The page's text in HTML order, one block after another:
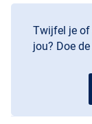
Twijfel je of
jou? Doe